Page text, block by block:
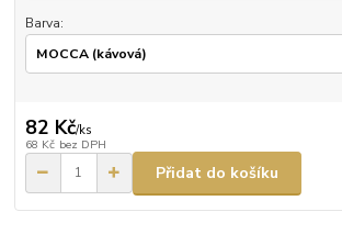
Barva:
82 Kč/ks
68 Kč bez DPH
Přidat do košíku